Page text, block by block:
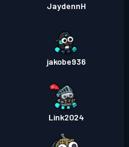
JaydennH
jakobe936
Link2024